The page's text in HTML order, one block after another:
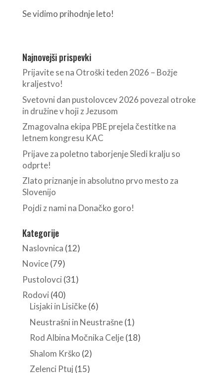
Se vidimo prihodnje leto!
Najnovejši prispevki
Prijavite se na Otroški teden 2026 – Božje
kraljestvo!
Svetovni dan pustolovcev 2026 povezal otroke
in družine v hoji z Jezusom
Zmagovalna ekipa PBE prejela čestitke na
letnem kongresu KAC
Prijave za poletno taborjenje Sledi kralju so
odprte!
Zlato priznanje in absolutno prvo mesto za
Slovenijo
Pojdi z nami na Donačko goro!
Kategorije
Naslovnica (12)
Novice(79)
Pustolovci (31)
Rodovi (40)
Lisjaki in Lisičke(6)
Neustrašni in Neustrašne(1)
Rod Albina Močnika Celje(18)
Shalom Krško (2)
Zelenci Ptuj (15)